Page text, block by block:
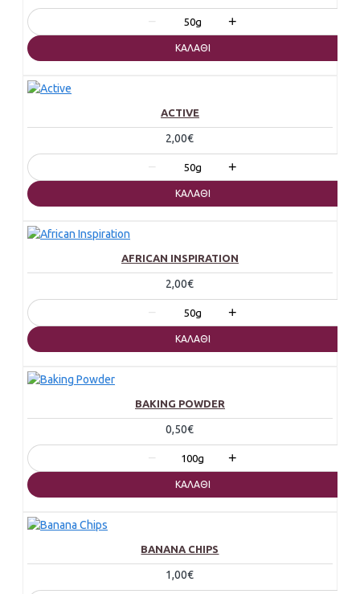
− 50g +
ΚΑΛΆΘΙ
ACTIVE
2,00€
− 50g +
ΚΑΛΆΘΙ
AFRICAN INSPIRATION
2,00€
− 50g +
ΚΑΛΆΘΙ
BAKING POWDER
0,50€
− 100g +
ΚΑΛΆΘΙ
BANANA CHIPS
1,00€